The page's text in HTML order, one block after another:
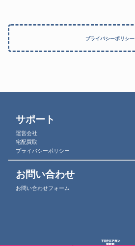
プライバシーポリシー
サポート
運営会社
宅配買取
プライバシーポリシー
お問い合わせ
お問い合わせフォーム